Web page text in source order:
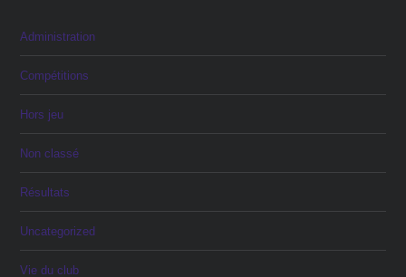
Administration
Compétitions
Hors jeu
Non classé
Résultats
Uncategorized
Vie du club